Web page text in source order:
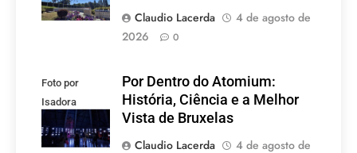
Claudio Lacerda
4 de agosto de
2026
0
Foto por
Isadora
Lacerda
Por Dentro do Atomium:
História, Ciência e a Melhor
Vista de Bruxelas
Claudio Lacerda
4 de agosto de